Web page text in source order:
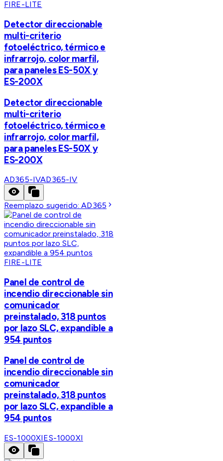
FIRE-LITE
Detector direccionable
multi-criterio
fotoeléctrico, térmico e
infrarrojo, color marfil,
para paneles ES-50X y
ES-200X
Detector direccionable
multi-criterio
fotoeléctrico, térmico e
infrarrojo, color marfil,
para paneles ES-50X y
ES-200X
AD365-IVAD365-IV
Reemplazo sugerido:AD365
FIRE-LITE
Panel de control de
incendio direccionable sin
comunicador
preinstalado, 318 puntos
por lazo SLC, expandible a
954 puntos
Panel de control de
incendio direccionable sin
comunicador
preinstalado, 318 puntos
por lazo SLC, expandible a
954 puntos
ES-1000XIES-1000XI